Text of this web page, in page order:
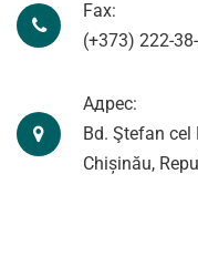
Fax:
(+373) 222-
Адрес:
Bd. Ştefan cel
Chișinău,